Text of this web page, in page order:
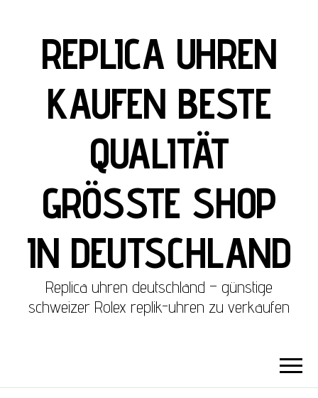
REPLICA UHREN
KAUFEN BESTE
QUALITÄT
GRÖSSTE SHOP
IN DEUTSCHLAND
Replica uhren deutschland – günstige
schweizer Rolex replik-uhren zu verkaufen